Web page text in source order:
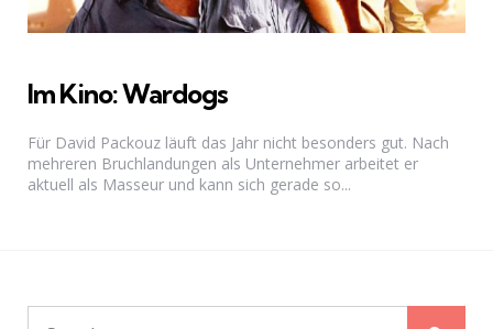
Im Kino: Wardogs
Für David Packouz läuft das Jahr nicht besonders gut. Nach
mehreren Bruchlandungen als Unternehmer arbeitet er
aktuell als Masseur und kann sich gerade so...